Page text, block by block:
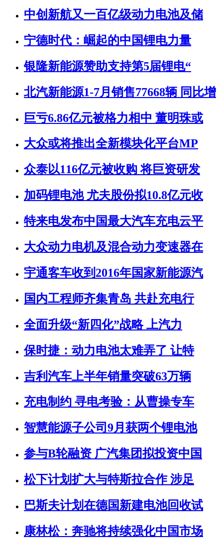
中创新航又一百亿级动力电池及储
宁德时代：崛起的中国锂电力量
银隆新能源赞助支持第5届锂电“
北汽新能源1-7月销售77668辆 同比增
巨亏6.86亿元被格力相中 董明珠或
大众或将推出全新模块化平台MP
众泰以116亿元被收购 将巨资研发
加码锂电池 尤夫股份拟10.8亿元收
特来电发布中国最大汽车充电云平
大众动力电机及混合动力变速器在
宇通客车收到2016年国家新能源汽
国内工程师齐集青岛 共赴充电行
全面升级“新四化”战略 上汽力
保时捷：动力电池太难弄了 让特
吉利汽车上半年销量突破63万辆
充电制约 寻电考验：从曹操专车
智慧能源子公司9月获两个锂电池
参与B轮融资 广汽集团拟投资中国
松下计划扩大与特斯拉合作 涉足
巴斯夫计划在德国新建电池回收试
康林松：奔驰将持续强化中国市场